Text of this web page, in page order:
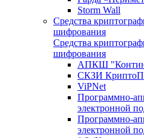
Storm Wall
Средства
шифрования
Средства
шифрования
АПКШ
СКЗИ
ViPNet
Программно-
электронной
Программно-
электронной